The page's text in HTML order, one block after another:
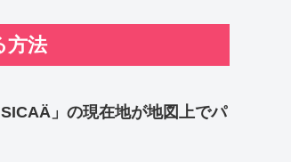
方法
」の現在地が地図上でパ